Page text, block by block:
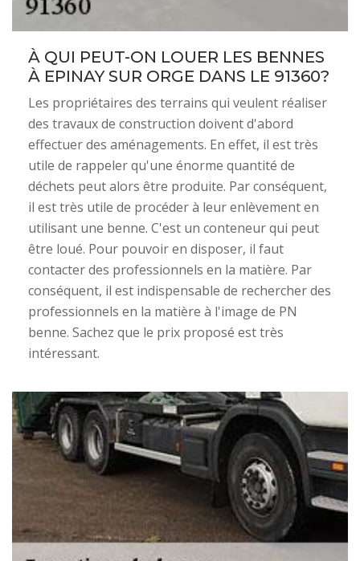
À QUI PEUT-ON LOUER LES BENNES
À EPINAY SUR ORGE DANS LE 91360?
Les propriétaires des terrains qui veulent réaliser
des travaux de construction doivent d'abord
effectuer des aménagements. En effet, il est très
utile de rappeler qu'une énorme quantité de
déchets peut alors être produite. Par conséquent,
il est très utile de procéder à leur enlèvement en
utilisant une benne. C'est un conteneur qui peut
être loué. Pour pouvoir en disposer, il faut
contacter des professionnels en la matière. Par
conséquent, il est indispensable de rechercher des
professionnels en la matière à l'image de PN
benne. Sachez que le prix proposé est très
intéressant.